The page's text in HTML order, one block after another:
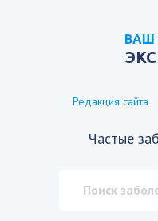
ВАШ
Редакция сайта
Частые